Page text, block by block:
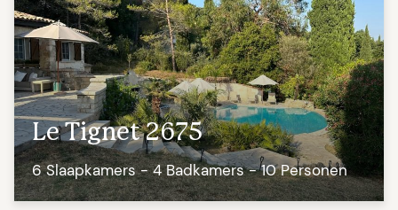
Le Tignet 2675
6 Slaapkamers - 4 Badkamers - 10 Personen